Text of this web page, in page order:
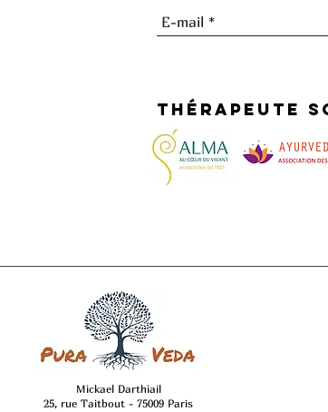
thérapeute
Mickael Darthiail
25, rue Taitbout - 75009 Paris